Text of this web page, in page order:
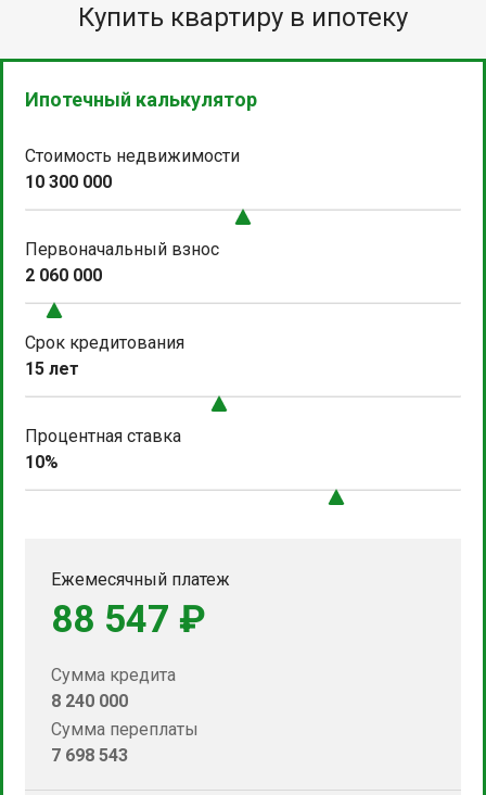
Купить квартиру в ипотеку
Ипотечный калькулятор
Стоимость недвижимости
10 300 000
Первоначальный взнос
2 060 000
Срок кредитования
15 лет
Процентная ставка
10%
Ежемесячный платеж
88 547 ₽
Сумма кредита
8 240 000
Сумма переплаты
7 698 543